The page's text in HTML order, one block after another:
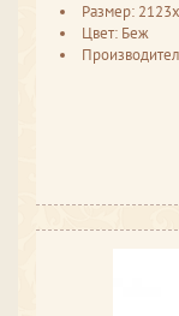
Размер:
Цвет: Беж